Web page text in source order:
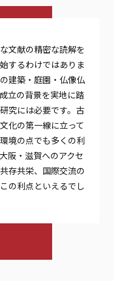
文献の精密な読解を
するわけではありま
建築・庭園・仏像仏
立の背景を実地に踏
究には必要です。古
化の第一線に立って
境の点でも多くの利
阪・滋賀へのアクセ
存共栄、国際交流の
の利点といえるでし